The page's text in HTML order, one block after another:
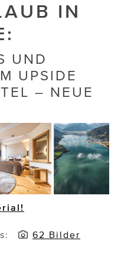
Mind Breath
IN
UND
UPSIDE
– NEUE
62 Bilder